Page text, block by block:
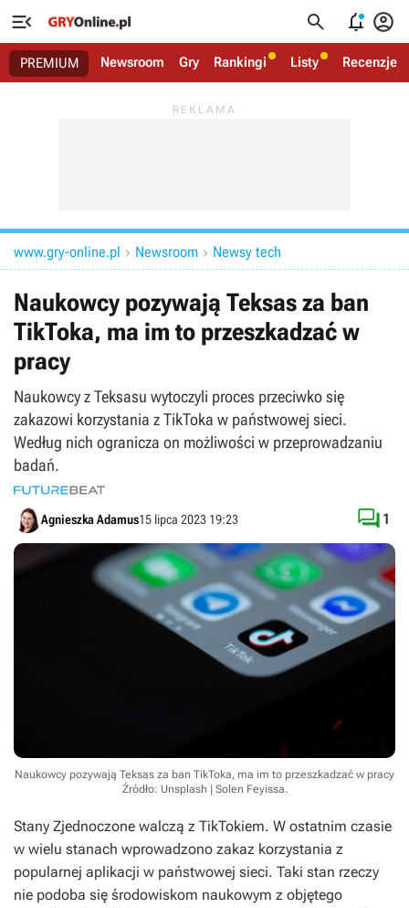
   
PREMIUM Newsroom Gry Rankingi Listy Recenzje
www.gry-online.pl  Newsroom  Newsy tech
Naukowcy pozywają Teksas za ban
TikToka, ma im to przeszkadzać w
pracy
Naukowcy z Teksasu wytoczyli proces przeciwko się
zakazowi korzystania z TikToka w państwowej sieci.
Według nich ogranicza on możliwości w przeprowadzaniu
badań.
Agnieszka Adamus15 lipca 2023 19:23  1
Naukowcy pozywają Teksas za ban TikToka, ma im to przeszkadzać w pracy
Źródło: Unsplash | Solen Feyissa.
Stany Zjednoczone walczą z TikTokiem. W ostatnim czasie
w wielu stanach wprowadzono zakaz korzystania z
popularnej aplikacji w państwowej sieci. Taki stan rzeczy
nie podoba się środowiskom naukowym z objętego